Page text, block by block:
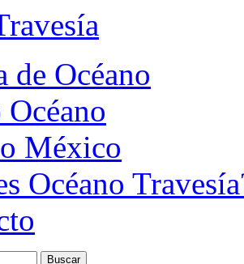
de Océano
México
Océano